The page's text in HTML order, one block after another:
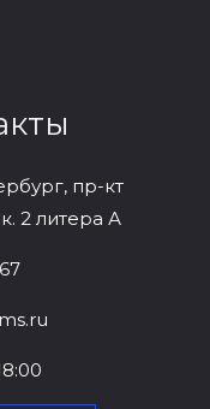
пр-кт
2 литера А